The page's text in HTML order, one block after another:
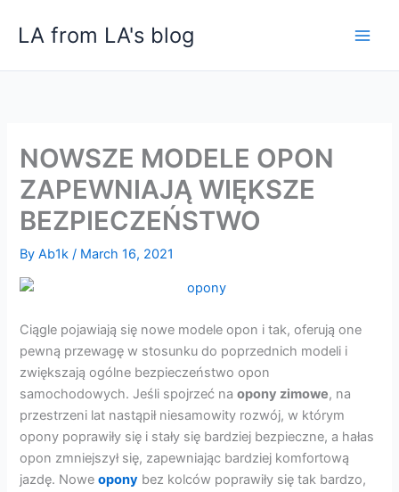
LA from LA's blog
NOWSZE MODELE OPON
ZAPEWNIAJĄ WIĘKSZE
BEZPIECZEŃSTWO
ByAb1k/ March 16, 2021
Ciągle pojawiają się nowe modele opon i tak, oferują one
pewną przewagę w stosunku do poprzednich modeli i
zwiększają ogólne bezpieczeństwo opon
samochodowych. Jeśli spojrzeć naopony zimowe, na
przestrzeni lat nastąpił niesamowity rozwój, w którym
opony poprawiły się i stały się bardziej bezpieczne, a hałas
opon zmniejszył się, zapewniając bardziej komfortową
jazdę. Noweopony bez kolców poprawiły się tak bardzo,